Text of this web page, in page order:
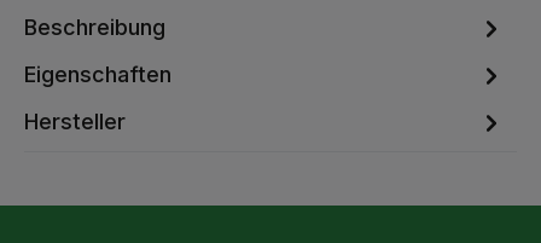
Beschreibung
Eigenschaften
Hersteller